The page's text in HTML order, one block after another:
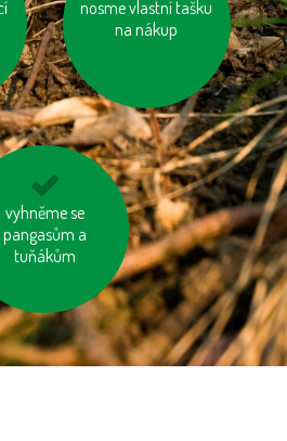
nosme vlastní tašku
na nákup
odevzdávejme
vysloužilé
vyhněme se
pangasům a
tuňákům
na „skrytou
ve výrobcích